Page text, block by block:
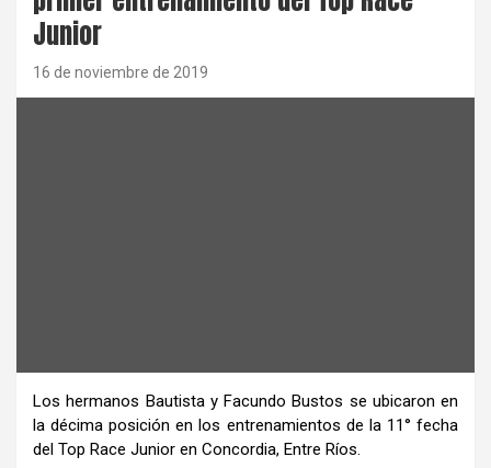
Junior
16 de noviembre de 2019
Los hermanos Bautista y Facundo Bustos se ubicaron en
la décima posición en los entrenamientos de la 11° fecha
del Top Race Junior en Concordia, Entre Ríos.